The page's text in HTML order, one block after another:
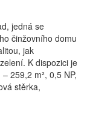
jedná se
činžovního domu
jak
K dispozici je
259,2 m², 0,5 NP,
stěrka,